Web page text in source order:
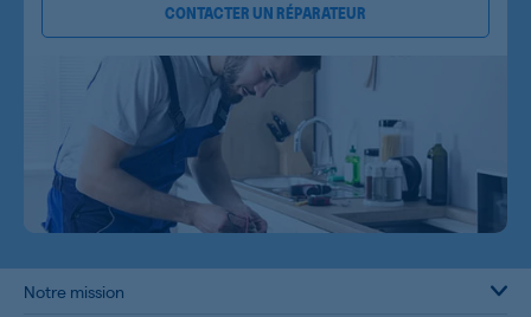
CONTACTER UN RÉPARATEUR
Notre mission